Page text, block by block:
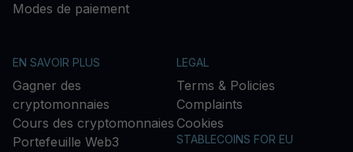
Modes de paiement
EN SAVOIR PLUS
Gagner des
cryptomonnaies
Cours des cryptomonnaies
Portefeuille Web3
LEGAL
Terms & Policies
Complaints
Cookies
STABLECOINS FOR EU